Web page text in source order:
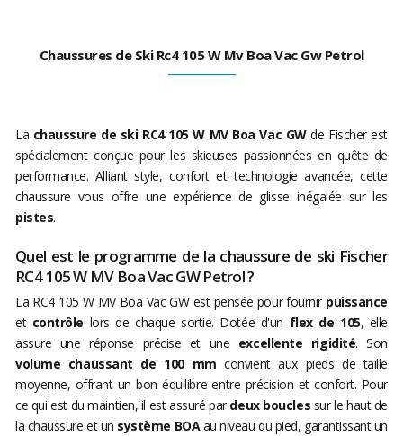
Chaussures de Ski Rc4 105 W Mv Boa Vac Gw Petrol
La chaussure de ski RC4 105 W MV Boa Vac GWde Fischer est
spécialement conçue pour les skieuses passionnées en quête de
performance. Alliant style, confort et technologie avancée, cette
chaussure vous offre une expérience de glisse inégalée sur les
pistes.
Quel est le programme de la chaussure de ski Fischer
RC4 105 W MV Boa Vac GW Petrol ?
La RC4 105 W MV Boa Vac GW est pensée pour fournir puissance
et contrôle lors de chaque sortie. Dotée d'un flex de 105, elle
assure une réponse précise et une excellente rigidité. Son
volume chaussant de 100 mm convient aux pieds de taille
moyenne, offrant un bon équilibre entre précision et confort. Pour
ce qui est du maintien, il est assuré par deux boucles sur le haut de
la chaussure et un système BOAau niveau du pied, garantissant un